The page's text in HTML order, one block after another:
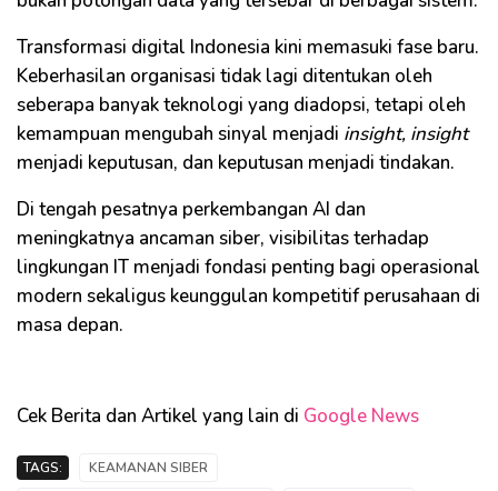
Transformasi digital Indonesia kini memasuki fase baru.
Keberhasilan organisasi tidak lagi ditentukan oleh
seberapa banyak teknologi yang diadopsi, tetapi oleh
kemampuan mengubah sinyal menjadi insight, insight
menjadi keputusan, dan keputusan menjadi tindakan.
Di tengah pesatnya perkembangan AI dan
meningkatnya ancaman siber, visibilitas terhadap
lingkungan IT menjadi fondasi penting bagi operasional
modern sekaligus keunggulan kompetitif perusahaan di
masa depan.
Cek Berita dan Artikel yang lain di Google News
TAGS:
KEAMANAN SIBER